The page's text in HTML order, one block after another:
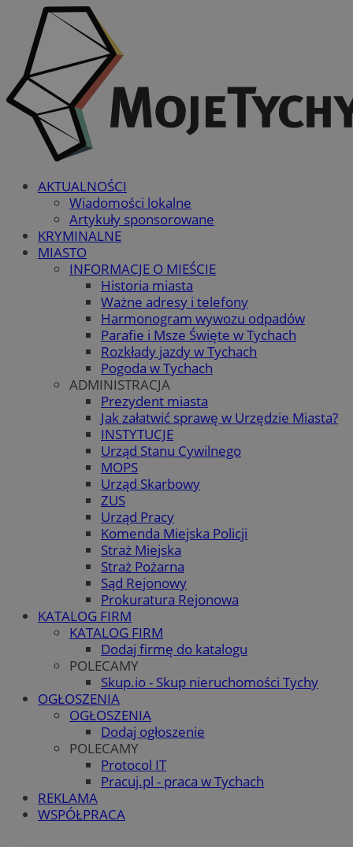
AKTUALNOŚCI
Wiadomości lokalne
Artykuły sponsorowane
KRYMINALNE
MIASTO
INFORMACJE O MIEŚCIE
Historia miasta
Ważne adresy i telefony
Harmonogram wywozu odpadów
Parafie i Msze Święte w Tychach
Rozkłady jazdy w Tychach
Pogoda w Tychach
ADMINISTRACJA
Prezydent miasta
Jak załatwić sprawę w Urzędzie Miasta?
INSTYTUCJE
Urząd Stanu Cywilnego
MOPS
Urząd Skarbowy
ZUS
Urząd Pracy
Komenda Miejska Policji
Straż Miejska
Straż Pożarna
Sąd Rejonowy
Prokuratura Rejonowa
KATALOG FIRM
KATALOG FIRM
Dodaj firmę do katalogu
POLECAMY
Skup.io - Skup nieruchomości Tychy
OGŁOSZENIA
OGŁOSZENIA
Dodaj ogłoszenie
POLECAMY
Protocol IT
Pracuj.pl - praca w Tychach
REKLAMA
WSPÓŁPRACA